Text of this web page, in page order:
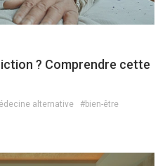
? Comprendre cette
alternative #bien-être